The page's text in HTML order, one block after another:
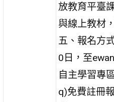
放教育平臺
與線上教材
五、報名方
0日，至
自主學習專
q)免費註冊